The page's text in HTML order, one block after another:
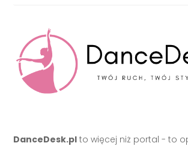
DanceDesk.pl to więcej niż portal - to